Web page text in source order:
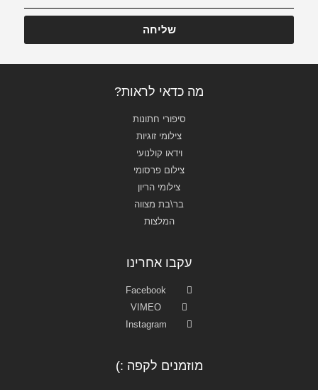
שליחה
מה כדאי לראות?
סיפורי חתונות
צילומי זוגיות
וידאו קולנועי
צילום פרסומי
צילומי הריון
בר\בת מצווה
המלצות
עקבו אחרינו
Facebook
VIMEO
Instagram
מוזמנים לקפה :)